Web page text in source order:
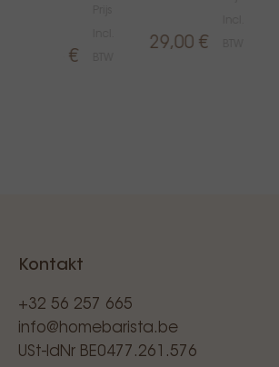
9,65 €
29,00 €
Kontakt
+32 56 257 665
info@homebarista.be
USt-IdNr BE0477.261.576